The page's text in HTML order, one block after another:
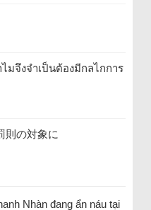
มจึงจำเป็นต้องมีกลไกการ
則の対象に
Nhàn đang ẩn náu tại